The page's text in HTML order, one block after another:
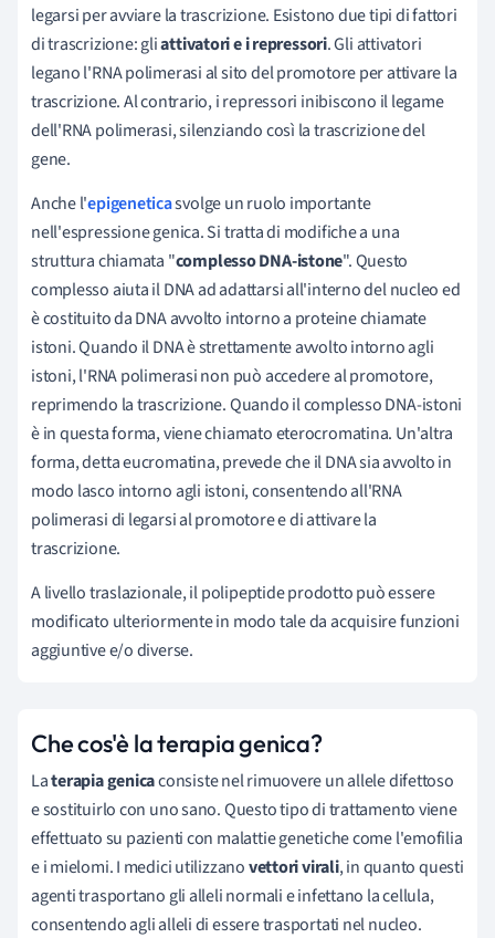
legarsi per avviare la trascrizione. Esistono due tipi di fattori
di trascrizione: gliattivatori e i repressori. Gli attivatori
legano l'RNA polimerasi al sito del promotore per attivare la
trascrizione. Al contrario, i repressori inibiscono il legame
dell'RNA polimerasi, silenziando così la trascrizione del
gene.
Anche l'epigeneticasvolge un ruolo importante
nell'espressione genica. Si tratta di modifiche a una
struttura chiamata "complesso DNA-istone". Questo
complesso aiuta il DNA ad adattarsi all'interno del nucleo ed
è costituito da DNA avvolto intorno a proteine chiamate
istoni. Quando il DNA è strettamente avvolto intorno agli
istoni, l'RNA polimerasi non può accedere al promotore,
reprimendo la trascrizione. Quando il complesso DNA-istoni
è in questa forma, viene chiamato eterocromatina. Un'altra
forma, detta eucromatina, prevede che il DNA sia avvolto in
modo lasco intorno agli istoni, consentendo all'RNA
polimerasi di legarsi al promotore e di attivare la
trascrizione.
A livello traslazionale, il polipeptide prodotto può essere
modificato ulteriormente in modo tale da acquisire funzioni
aggiuntive e/o diverse.
Che cos'è la terapia genica?
Laterapia genicaconsiste nel rimuovere un allele difettoso
e sostituirlo con uno sano. Questo tipo di trattamento viene
effettuato su pazienti con malattie genetiche come l'emofilia
e i mielomi. I medici utilizzanovettori virali, in quanto questi
agenti trasportano gli alleli normali e infettano la cellula,
consentendo agli alleli di essere trasportati nel nucleo.